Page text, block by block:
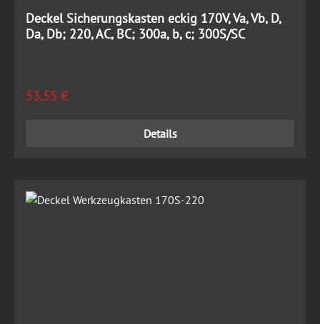
Deckel Sicherungskasten eckig 170V, Va, Vb, D,
Da, Db; 220, AC, BC; 300a, b, c; 300S/SC
Regulärer Preis:
53,55 €
Details